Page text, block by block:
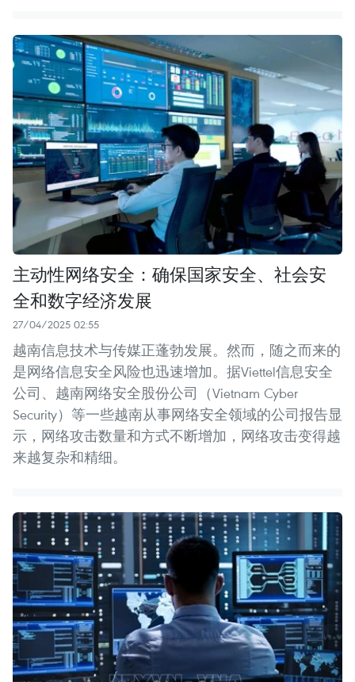
主动性网络安全：确保国家安全、社会安
全和数字经济发展
27/04/2025 02:55
越南信息技术与传媒正蓬勃发展。然而，随之而来的
是网络信息安全风险也迅速增加。据Viettel信息安全
公司、越南网络安全股份公司（Vietnam Cyber
Security）等一些越南从事网络安全领域的公司报告显
示，网络攻击数量和方式不断增加，网络攻击变得越
来越复杂和精细。